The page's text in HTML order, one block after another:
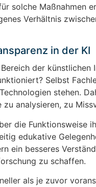
solche Maßnahmen
Verhältnis
in der KI
der
Selbst
stehen.
analysieren, zu
die Funktionsweise
edukative
ein besseres
zu schaffen.
als je zuvor